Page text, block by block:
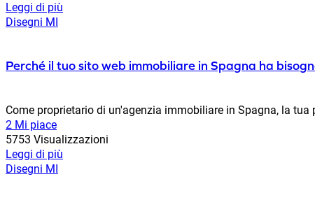
Leggi di più
Disegni MI
Perché il tuo sito web immobiliare in Spagna ha
Come proprietario di un'agenzia immobiliare in Spagna, la
2 Mi piace
5753 Visualizzazioni
Leggi di più
Disegni MI